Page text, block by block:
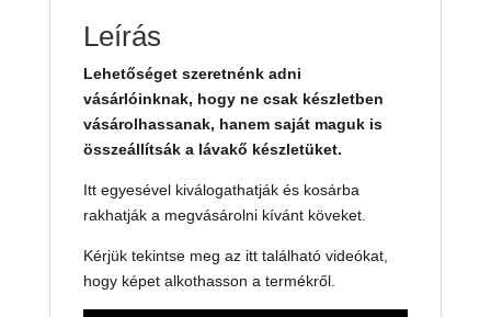
Leírás
Lehetőséget szeretnénk adni
vásárlóinknak, hogy ne csak készletben
vásárolhassanak, hanem saját maguk is
összeállítsák a lávakő készletüket.
Itt egyesével kiválogathatják és kosárba
rakhatják a megvásárolni kívánt köveket.
Kérjük tekintse meg az itt található videókat,
hogy képet alkothasson a termékről.